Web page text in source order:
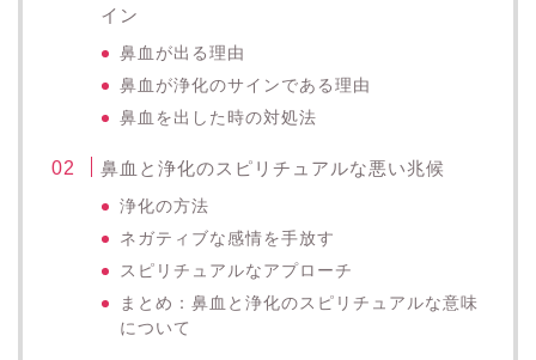
イン
鼻血が出る理由
鼻血が浄化のサインである理由
鼻血を出した時の対処法
鼻血と浄化のスピリチュアルな悪い兆候
浄化の方法
ネガティブな感情を手放す
スピリチュアルなアプローチ
まとめ：鼻血と浄化のスピリチュアルな意味
について